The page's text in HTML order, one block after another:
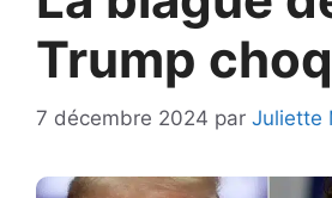
Trump
7 décembre 2024 par Juliette